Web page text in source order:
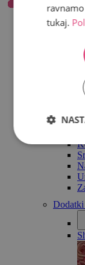
Dodatki
tukaj.